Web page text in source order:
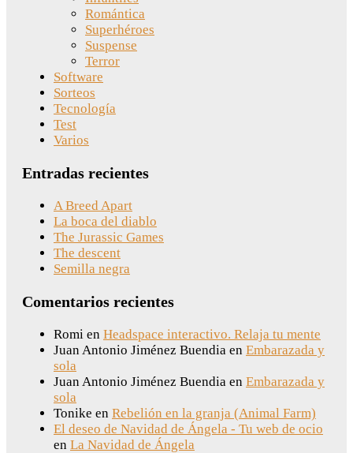
Romántica
Superhéroes
Suspense
Terror
Software
Sorteos
Tecnología
Test
Varios
Entradas recientes
A Breed Apart
La boca del diablo
The Jurassic Games
The descent
Semilla negra
Comentarios recientes
Romi en Headspace interactivo. Relaja tu mente
Juan Antonio Jiménez Buendia en Embarazada y
sola
Juan Antonio Jiménez Buendia en Embarazada y
sola
Tonike en Rebelión en la granja (Animal Farm)
El deseo de Navidad de Ángela - Tu web de ocio
en La Navidad de Ángela